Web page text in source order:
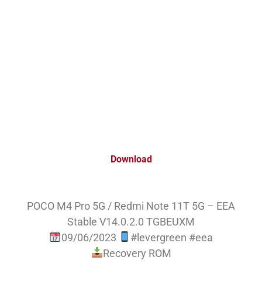
Download
POCO M4 Pro 5G / Redmi Note 11T 5G – EEA
Stable V14.0.2.0 TGBEUXM
09/06/2023
#levergreen #eea
Recovery ROM